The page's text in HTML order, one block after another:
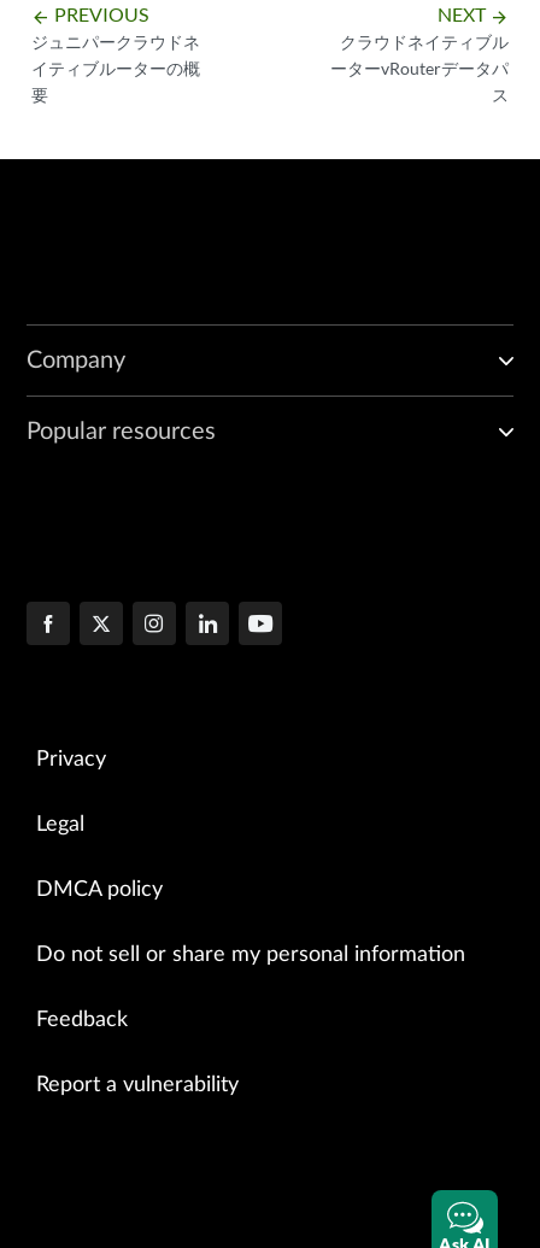
arrow_backward PREVIOUS
ジュニパークラウドネ
イティブルーターの概
要
NEXT arrow_forward
クラウドネイティブル
ーターvRouterデータパ
ス
Company
Popular resources
Privacy
Legal
DMCA policy
Do not sell or share my personal information
Feedback
Report a vulnerability
Ask AI